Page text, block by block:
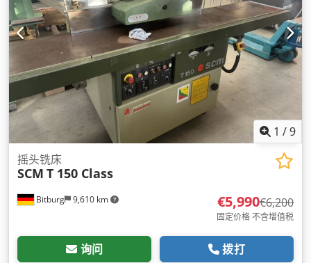
1 /9
Bitburg 9,610 km
摇头铣床
SCM T 150 Class
€5,990€6,200
固定价格 不含增值税
询问 拨打